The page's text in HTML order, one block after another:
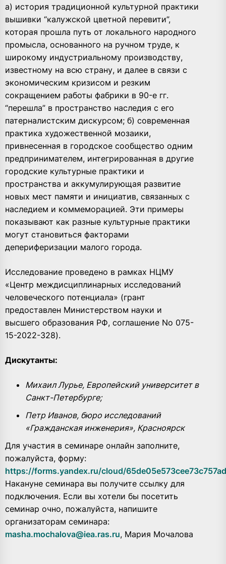
а) история традиционной культурной практики
вышивки “калужской цветной перевити”,
которая прошла путь от локального народного
промысла, основанного на ручном труде, к
широкому индустриальному производству,
известному на всю страну, и далее в связи с
экономическим кризисом и резким
сокращением работы фабрики в 90-е гг.
“перешла” в пространство наследия с его
патерналистским дискурсом; б) современная
практика художественной мозаики,
привнесенная в городское сообщество одним
предпринимателем, интегрированная в другие
городские культурные практики и
пространства и аккумулирующая развитие
новых мест памяти и инициатив, связанных с
наследием и коммеморацией. Эти примеры
показывают как разные культурные практики
могут становиться факторами
депериферизации малого города.
Исследование проведено в рамках НЦМУ
«Центр междисциплинарных исследований
человеческого потенциала» (грант
предоставлен Министерством науки и
высшего образования РФ, соглашение No 075-
15-2022-328).
Дискутанты:
Михаил Лурье, Европейский университет в
Санкт-Петербурге;
Петр Иванов, бюро исследований
«Гражданская инженерия», Красноярск
Для участия в семинаре онлайн заполните,
пожалуйста, форму:
https://forms.yandex.ru/cloud/
Накануне семинара вы получите ссылку для
подключения. Если вы хотели бы посетить
семинар очно, пожалуйста, напишите
организаторам семинара:
masha.mochalova@iea.ras.ru, Мария Мочалова